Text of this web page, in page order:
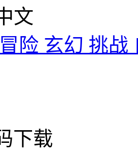
文
冒险 玄幻 挑战
下载